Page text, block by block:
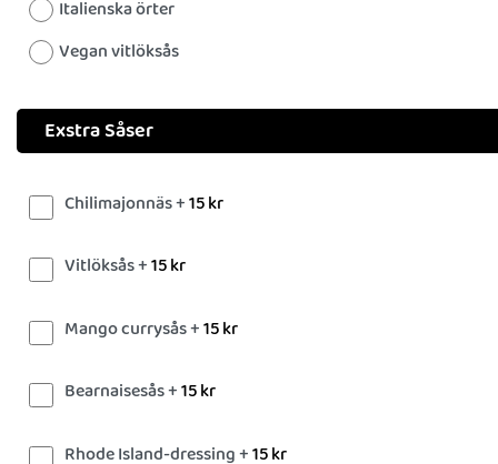
Italienska örter
Vegan vitlöksås
Exstra Såser
Chilimajonnäs +15kr
Vitlöksås +15kr
Mango currysås +15kr
Bearnaisesås +15kr
Rhode Island-dressing +15kr